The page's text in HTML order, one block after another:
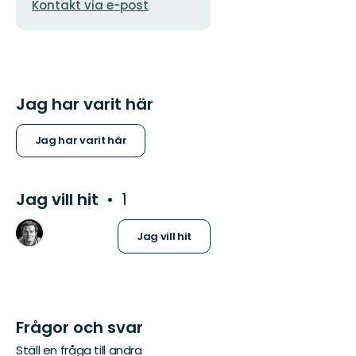
Kontakt via e-post
Jag har varit här
Jag har varit här
Jag vill hit 1
Jag vill hit
Frågor och svar
Ställ en fråga till andra